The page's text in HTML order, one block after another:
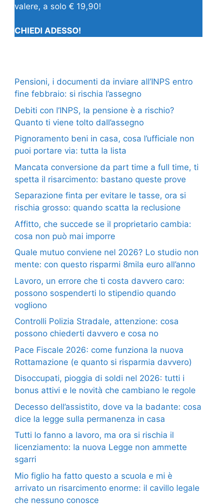
valere, a solo € 19,90!
CHIEDI ADESSO!
Pensioni, i documenti da inviare all’INPS entro
fine febbraio: si rischia l’assegno
Debiti con l’INPS, la pensione è a rischio?
Quanto ti viene tolto dall’assegno
Pignoramento beni in casa, cosa l’ufficiale non
puoi portare via: tutta la lista
Mancata conversione da part time a full time, ti
spetta il risarcimento: bastano queste prove
Separazione finta per evitare le tasse, ora si
rischia grosso: quando scatta la reclusione
Affitto, che succede se il proprietario cambia:
cosa non può mai imporre
Quale mutuo conviene nel 2026? Lo studio non
mente: con questo risparmi 8mila euro all’anno
Lavoro, un errore che ti costa davvero caro:
possono sospenderti lo stipendio quando
vogliono
Controlli Polizia Stradale, attenzione: cosa
possono chiederti davvero e cosa no
Pace Fiscale 2026: come funziona la nuova
Rottamazione (e quanto si risparmia davvero)
Disoccupati, pioggia di soldi nel 2026: tutti i
bonus attivi e le novità che cambiano le regole
Decesso dell’assistito, dove va la badante: cosa
dice la legge sulla permanenza in casa
Tutti lo fanno a lavoro, ma ora si rischia il
licenziamento: la nuova Legge non ammette
sgarri
Mio figlio ha fatto questo a scuola e mi è
arrivato un risarcimento enorme: il cavillo legale
che nessuno conosce